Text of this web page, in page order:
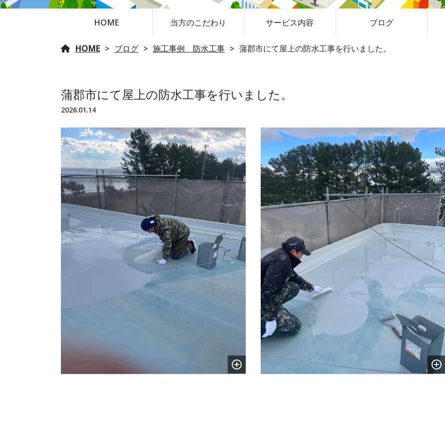
HOME 当方のこだわり サービス内容 ブログ
HOME ブログ 施工事例 防水工事 蒲郡市にて屋上の防水工事を行いました。
蒲郡市にて屋上の防水工事を行いました。
2026.01.14